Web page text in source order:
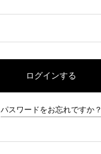
ログインする
パスワードをお忘れですか？